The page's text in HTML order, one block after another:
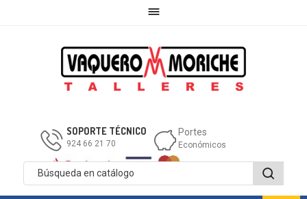

SOPORTE TÉCNICO
924 66 21 70
Portes
Económicos